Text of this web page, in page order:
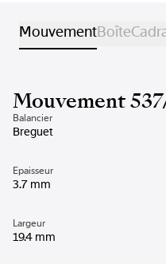
MouvementBoîte
Mouvement
Balancier
Breguet
Epaisseur
3.7 mm
Largeur
19.4 mm